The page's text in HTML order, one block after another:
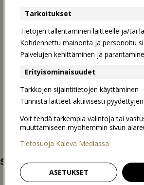
ja
Tarkoitukset
Tietojen tallentaminen laitteelle ja/tai
Kohdennettu mainonta ja personoitu
Palvelujen kehittäminen ja
Erityisominaisuudet
Tarkkojen sijaintitietojen käyttäminen
Tunnista laitteet aktiivisesti
Voit tehdä tarkempia valintoja tai
muuttamiseen myöhemmin sivun
Tietosuoja Kaleva Mediassa
ASETUKSET